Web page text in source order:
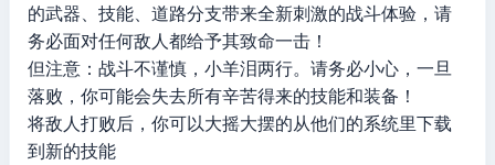
的武器、技能、道路分支带来全新刺激的战斗体验，请
务必面对任何敌人都给予其致命一击！
但注意：战斗不谨慎，小羊泪两行。请务必小心，一旦
落败，你可能会失去所有辛苦得来的技能和装备！
将敌人打败后，你可以大摇大摆的从他们的系统里下载
到新的技能